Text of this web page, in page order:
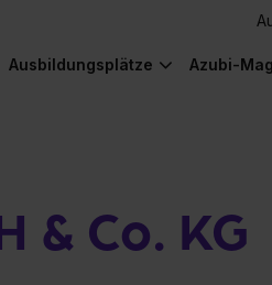
Ausbildungsplätze Azubi-
& Co. KG